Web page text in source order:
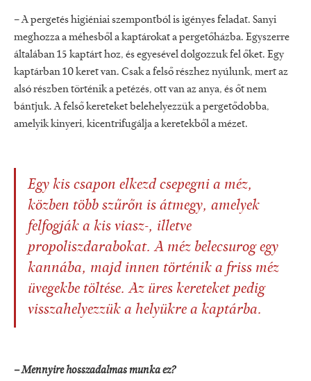
– A pergetés higiéniai szempontból is igényes feladat. Sanyi
meghozza a méhesből a kaptárokat a pergetőházba. Egyszerre
általában 15 kaptárt hoz, és egyesével dolgozzuk fel őket. Egy
kaptárban 10 keret van. Csak a felső részhez nyúlunk, mert az
alsó részben történik a petézés, ott van az anya, és őt nem
bántjuk. A felső kereteket belehelyezzük a pergetődobba,
amelyik kinyeri, kicentrifugálja a keretekből a mézet.
Egy kis csapon elkezd csepegni a méz,
közben több szűrőn is átmegy, amelyek
felfogják a kis viasz-, illetve
propoliszdarabokat. A méz belecsurog egy
kannába, majd innen történik a friss méz
üvegekbe töltése. Az üres kereteket pedig
visszahelyezzük a helyükre a kaptárba.
– Mennyire hosszadalmas munka ez?